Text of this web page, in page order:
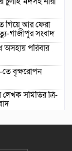
গিয়ে আর ফেরা
গাজীপুর সংবাদ
অসহায় পরিবার
তে বৃক্ষরোপন
সমিতির ত্রি-
মোঃ মহি